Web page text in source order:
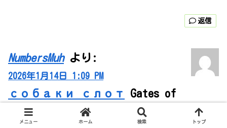
返信
NumbersMuh より:
2026年1月14日 1:09 PM
собаки слот
Gates of
Olympus —
メニュー ホーム 検索 トップ